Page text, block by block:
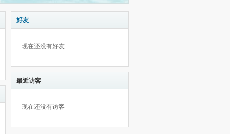
好友
现在还没有好友
最近访客
现在还没有访客